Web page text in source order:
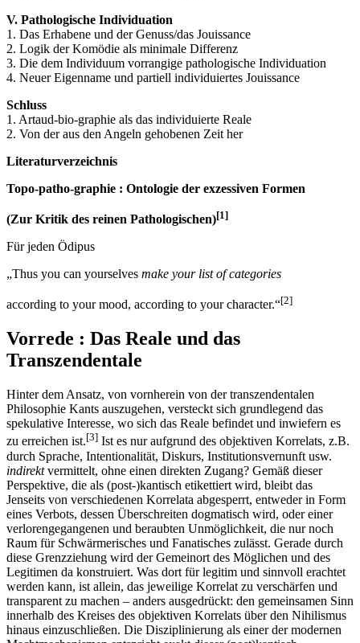
V. Pathologische Individuation
1. Das Erhabene und der Genuss/das Jouissance
2. Logik der Komödie als minimale Differenz
3. Die dem Individuum vorrangige pathologische Individuation
4. Neuer Eigenname und partiell individuiertes Jouissance
Schluss
1. Artaud-bio-graphie als das individuierte Reale
2. Von der aus den Angeln gehobenen Zeit her
Literaturverzeichnis
Topo-patho-graphie : Ontologie der exzessiven Formen
(Zur Kritik des reinen Pathologischen)[1]
Für jeden Ödipus
„Thus you can yourselves make your list of categories
according to your mood, according to your character.“[2]
Vorrede : Das Reale und das
Transzendentale
Hinter dem Ansatz, von vornherein von der transzendentalen
Philosophie Kants auszugehen, versteckt sich grundlegend das
spekulative Interesse, wo sich das Reale befindet und inwiefern es
zu erreichen ist.[3] Ist es nur aufgrund des objektiven Korrelats, z.B.
durch Sprache, Intentionalität, Diskurs, Institutionsvernunft usw.
indirektvermittelt, ohne einen direkten Zugang? Gemäß dieser
Perspektive, die als (post-)kantisch etikettiert wird, bleibt das
Jenseits von verschiedenen Korrelata abgesperrt, entweder in Form
eines Verbots, dessen Überschreiten dogmatisch wird, oder einer
verlorengegangenen und beraubten Unmöglichkeit, die nur noch
Raum für Schwärmerisches und Fanatisches zulässt. Gerade durch
diese Grenzziehung wird der Gemeinort des Möglichen und des
Legitimen da konstruiert. Was dort für legitim und sinnvoll erachtet
werden kann, ist allein, das jeweilige Korrelat zu verschärfen und
transparent zu machen – anders ausgedrückt: den gemeinsamen Sinn
innerhalb des Kreises des objektiven Korrelats über den Nihilismus
hinaus einzuschließen. Die Disziplinierung als einer der modernen